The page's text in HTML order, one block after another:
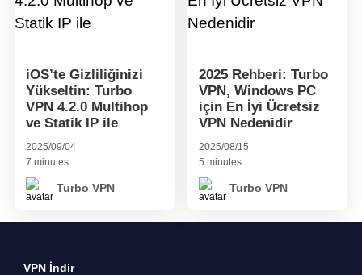
2025/09/04
7 minutes
Turbo VPN
iOS’te Gizliliğinizi
Yükseltin: Turbo
VPN 4.2.0 Multihop
ve Statik IP ile
2025/08/15
5 minutes
Turbo VPN
2025 Rehberi: Turbo
VPN, Windows PC
için En İyi Ücretsiz
VPN Nedenidir
VPN İndir